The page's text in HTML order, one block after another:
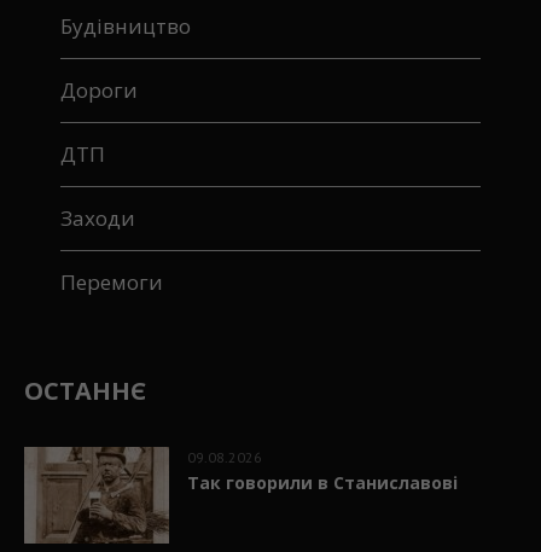
Будівництво
Дороги
ДТП
Заходи
Перемоги
ОСТАННЄ
09.08.2026
Так говорили в Станиславові